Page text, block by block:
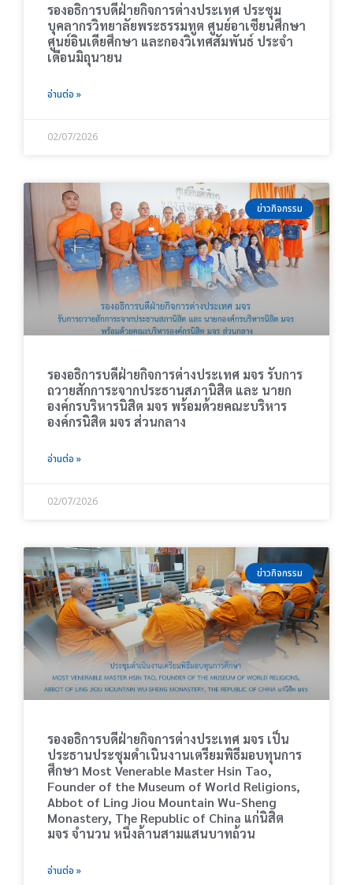
รองอธิการบดีฝ่ายกิจการต่างประเทศ ประชุม
บุคลากรวิทยาลัยพระธรรมทูต ศูนย์อาเซียนศึกษา
ศูนย์อินเดียศึกษา และกองวิเทศสัมพันธ์ ประจำ
เดือนมิถุนายน
อ่านต่อ »
02/07/2026
ข่าวกิจกรรม
รองอธิการบดีฝ่ายกิจการต่างประเทศ มจร รับการ
ถวายสักการะจากประธานสภานิสิต และ นายก
องค์กรบริหารนิสิต มจร พร้อมด้วยคณะบริหาร
องค์กรนิสิต มจร ส่วนกลาง
อ่านต่อ »
02/07/2026
ข่าวกิจกรรม
รองอธิการบดีฝ่ายกิจการต่างประเทศ มจร เป็น
ประธานประชุมดำเนินงานเตรียมพิธีมอบทุนการ
ศึกษา Most Venerable Master Hsin Tao,
Founder of the Museum of World Religions,
Abbot of Ling Jiou Mountain Wu-Sheng
Monastery, The Republic of China แก่นิสิต
มจร จำนวน หนึ่งล้านสามแสนบาทถ้วน
อ่านต่อ »